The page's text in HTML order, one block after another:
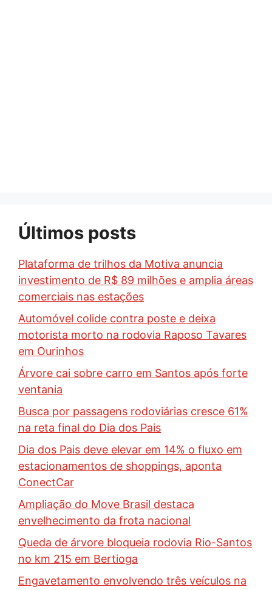
Últimos posts
Plataforma de trilhos da Motiva anuncia
investimento de R$ 89 milhões e amplia áreas
comerciais nas estações
Automóvel colide contra poste e deixa
motorista morto na rodovia Raposo Tavares
em Ourinhos
Árvore cai sobre carro em Santos após forte
ventania
Busca por passagens rodoviárias cresce 61%
na reta final do Dia dos Pais
Dia dos Pais deve elevar em 14% o fluxo em
estacionamentos de shoppings, aponta
ConectCar
Ampliação do Move Brasil destaca
envelhecimento da frota nacional
Queda de árvore bloqueia rodovia Rio-Santos
no km 215 em Bertioga
Engavetamento envolvendo três veículos na